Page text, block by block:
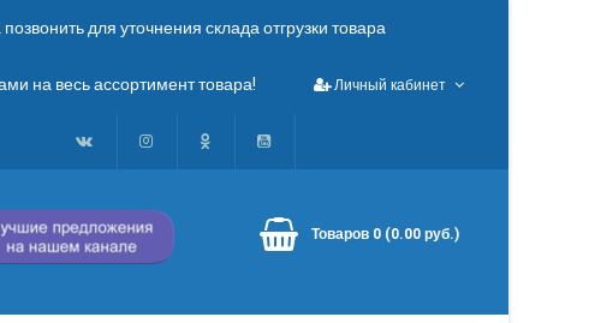
для уточнения склада отгрузки товара
на весь ассортимент товара! Личный кабинет
Товаров 0 (0.00 руб.)